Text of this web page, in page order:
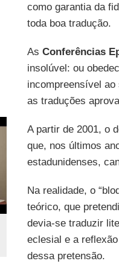
como garantia da
toda boa tradução.
As Conferências
insolúvel: ou
incompreensível
as traduções
A partir de 2001, o
que, nos últimos
estadunidenses,
Na realidade, o
teórico, que
devia-se traduzir
eclesial e a
dessa pretensão.